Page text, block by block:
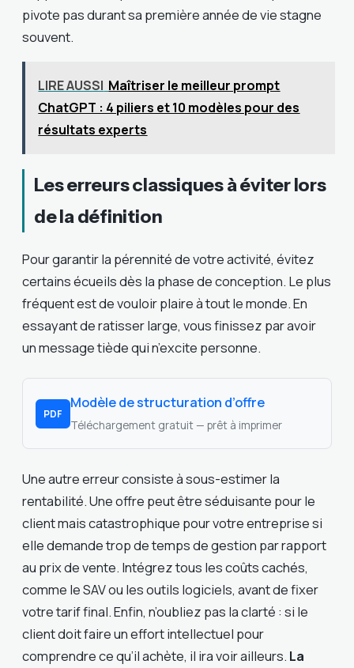
pivote pas durant sa première année de vie stagne
souvent.
LIRE AUSSI Maîtriser le meilleur prompt
ChatGPT : 4 piliers et 10 modèles pour des
résultats experts
Les erreurs classiques à éviter lors
de la définition
Pour garantir la pérennité de votre activité, évitez
certains écueils dès la phase de conception. Le plus
fréquent est de vouloir plaire à tout le monde. En
essayant de ratisser large, vous finissez par avoir
un message tiède qui n’excite personne.
PDF
Modèle de structuration d’offre
Téléchargement gratuit — prêt à imprimer
Une autre erreur consiste à sous-estimer la
rentabilité. Une offre peut être séduisante pour le
client mais catastrophique pour votre entreprise si
elle demande trop de temps de gestion par rapport
au prix de vente. Intégrez tous les coûts cachés,
comme le SAV ou les outils logiciels, avant de fixer
votre tarif final. Enfin, n’oubliez pas la clarté : si le
client doit faire un effort intellectuel pour
comprendre ce qu’il achète, il ira voir ailleurs. La